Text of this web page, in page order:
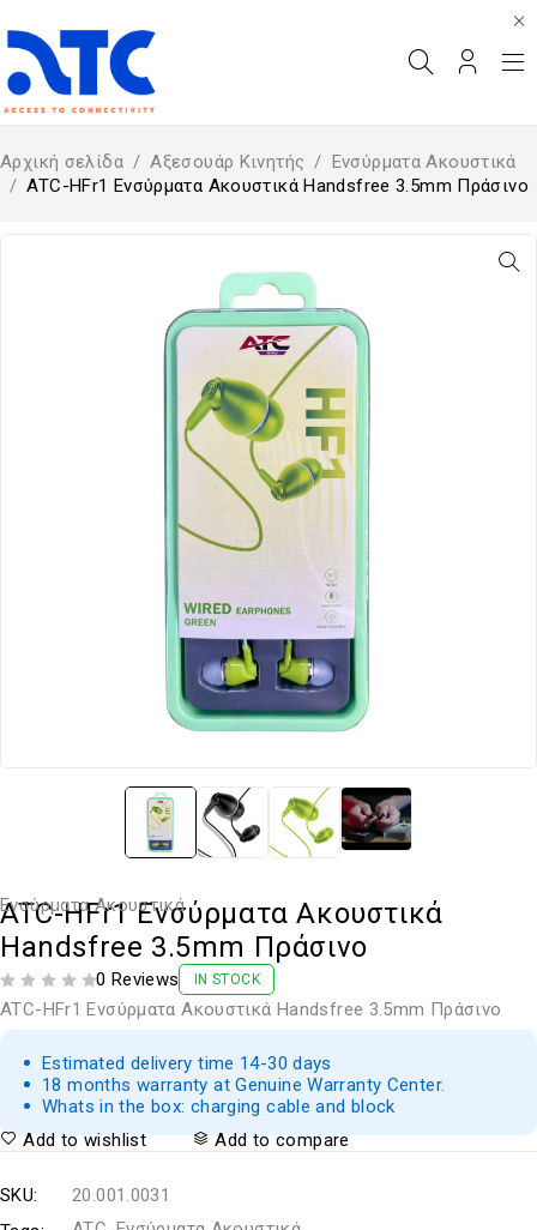
Αρχική σελίδα / Αξεσουάρ Κινητής / Ενσύρματα Ακουστικά
/ ATC-HFr1 Ενσύρματα Ακουστικά Handsfree 3.5mm Πράσινο
Ενσύρματα Ακουστικά
ATC-HFr1 Ενσύρματα Ακουστικά
Handsfree 3.5mm Πράσινο
0 Reviews IN STOCK
ATC-HFr1 Ενσύρματα Ακουστικά Handsfree 3.5mm Πράσινο
Estimated delivery time 14-30 days
18 months warranty at Genuine Warranty Center.
Whats in the box: charging cable and block
Add to wishlist
Add to compare
SKU:
20.001.0031